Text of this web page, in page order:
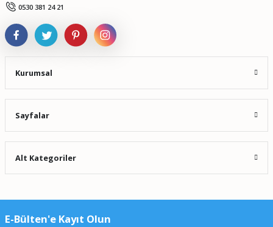
0530 381 24 21
Kurumsal
Sayfalar
Alt Kategoriler
E-Bülten'e Kayıt Olun